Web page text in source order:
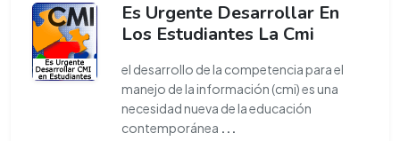
Es Urgente Desarrollar En
Los Estudiantes La Cmi
el desarrollo de la competencia para el
manejo de la información (cmi) es una
necesidad nueva de la educación
contemporánea ...